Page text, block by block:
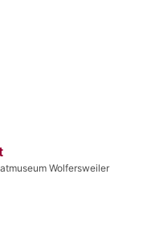
Wolfersweiler